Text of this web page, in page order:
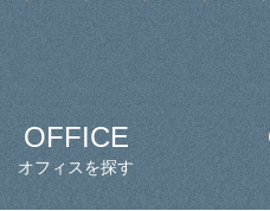
OFFICE
オフィスを探す